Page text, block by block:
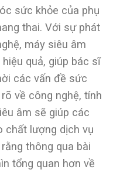
sức khỏe của phụ
thai. Với sự phát
máy siêu âm
quả, giúp bác sĩ
các vấn đề sức
về công nghệ, tính
âm sẽ giúp các
chất lượng dịch vụ
thông qua bài
tổng quan hơn về